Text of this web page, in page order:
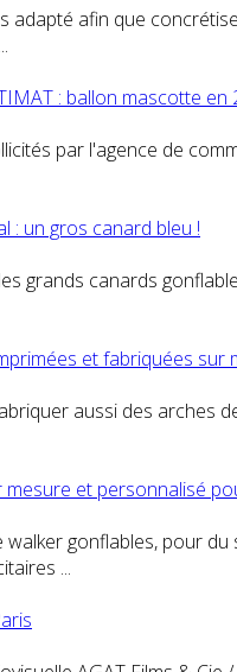
adapté afin que
: ballon mascotte
par l'agence de
: un gros canard bleu !
grands canards
et fabriquées sur
aussi des arches
et personnalisé
gonflables, pour
...